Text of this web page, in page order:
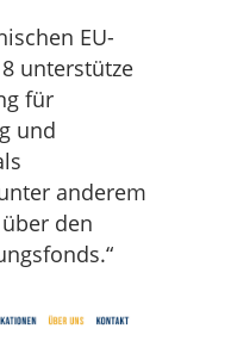
EU-
unterstütze
für
und
anderem
den